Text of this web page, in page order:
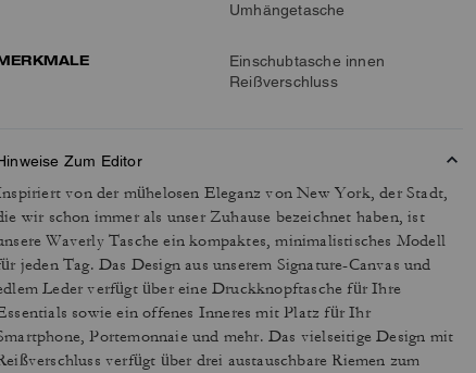
Umhängetasche
Einschubtasche innen
Reißverschluss
Zum Editor
von der mühelosen Eleganz von New York, der Stadt,
wir schon immer als unser Zuhause bezeichnet haben, ist
Waverly Tasche ein kompaktes, minimalistisches Modell
jeden Tag. Das Design aus unserem Signature-Canvas und
Leder verfügt über eine Druckknopftasche für Ihre
sowie ein offenes Inneres mit Platz für Ihr
Portemonnaie und mehr. Das vielseitige Design mit
verfügt über drei austauschbare Riemen zum